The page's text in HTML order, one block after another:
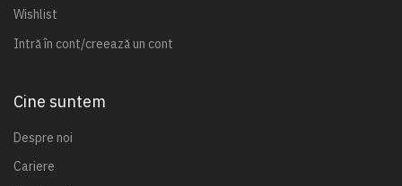
Wishlist
Intră în cont/creează un cont
Cine suntem
Despre noi
Cariere